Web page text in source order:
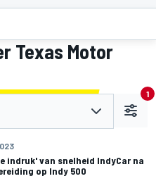
Texas Motor
1
indruk' van snelheid IndyCar na
op Indy 500